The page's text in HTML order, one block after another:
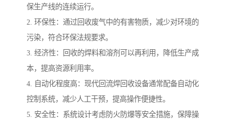
保生产线的连续运行。
2. 环保性：通过回收废气中的有害物质，减少对环境的
污染，符合环保法规要求。
3. 经济性：回收的焊料和溶剂可以再利用，降低生产成
本，提高资源利用率。
4. 自动化程度高：现代回流焊回收设备通常配备自动化
控制系统，减少人工干预，提高操作便捷性。
5. 安全性：系统设计考虑防火防爆等安全措施，保障操